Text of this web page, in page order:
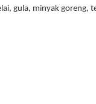
gula, minyak